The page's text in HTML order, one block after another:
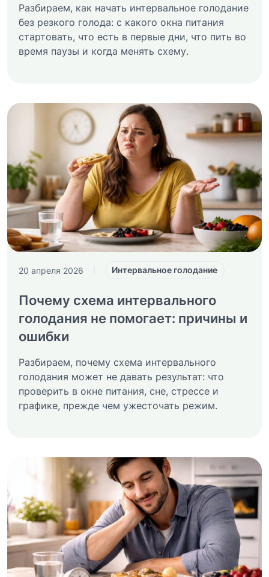
Разбираем, как начать интервальное голодание
без резкого голода: с какого окна питания
стартовать, что есть в первые дни, что пить во
время паузы и когда менять схему.
20 апреля 2026 Интервальное голодание
Почему схема интервального
голодания не помогает: причины и
ошибки
Разбираем, почему схема интервального
голодания может не давать результат: что
проверить в окне питания, сне, стрессе и
графике, прежде чем ужесточать режим.